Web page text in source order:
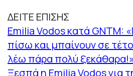
ΔΕΙΤΕ ΕΠΙΣΗΣ
Emilia Vodos κατά GNTM:
πίσω και μπαίνουν σε
λέω πάρα πολύ ξεκάθαρα!»
Ξεσπά η Emilia Vodos για